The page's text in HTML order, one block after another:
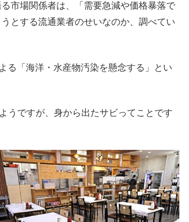
市場関係者は、「需要急減や価格暴落で
とする流通業者のせいなのか、調べてい
る「海洋・水産物汚染を懸念する」とい
うですが、身から出たサビってことです